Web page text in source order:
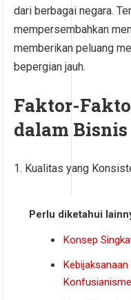
dari berbagai negara.
mempersembahkan
memberikan peluang
bepergian jauh.
Faktor-
dalam
1. Kualitas yang
Perlu diketahui
Konsep
Konfusianisme